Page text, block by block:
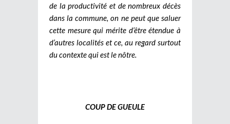
de la productivité et de nombreux décès
dans la commune, on ne peut que saluer
cette mesure qui mérite d’être étendue à
d’autres localités et ce, au regard surtout
du contexte qui est le nôtre.
COUP DE GUEULE